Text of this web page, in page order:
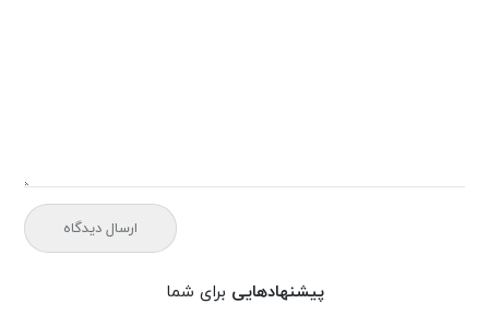
پیشنهادهایی برای شما